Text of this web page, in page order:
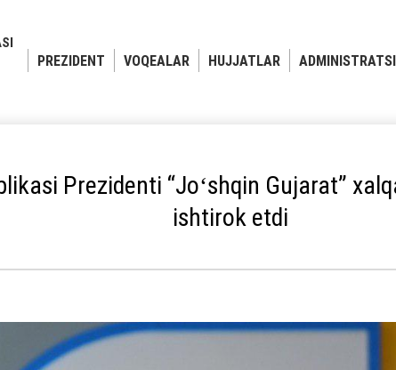
PREZIDENT VOQEALAR HUJJATLAR
Prezidenti “Joʻshqin Gujarat”
ishtirok etdi